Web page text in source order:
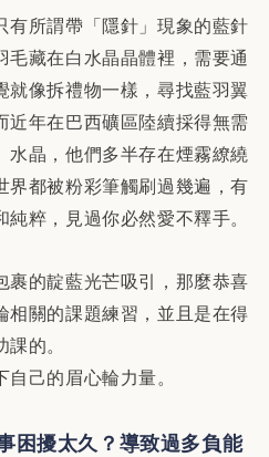
有所謂帶「隱針」現象的藍針
毛藏在白水晶晶體裡，需要通
就像拆禮物一樣，尋找藍羽翼
近年在巴西礦區陸續採得無需
水晶，他們多半存在煙霧繚繞
界都被粉彩筆觸刷過幾遍，有
粹，見過你必然愛不釋手。
裹的靛藍光芒吸引，那麼恭喜
相關的課題練習，並且是在得
的。
己的眉心輪力量。
困擾太久？導致過多負能